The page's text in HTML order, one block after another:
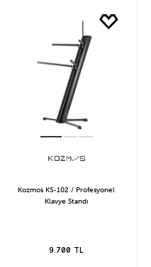
Kozmos KS-102 / Profesyonel
Klavye Standı
9.700 TL